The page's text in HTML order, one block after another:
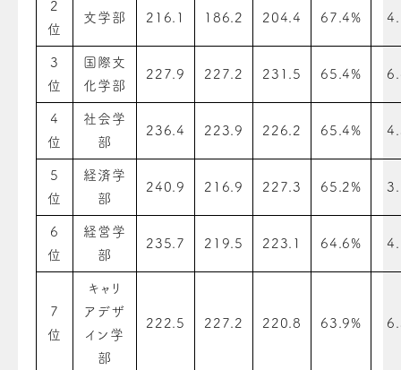
2
位
文学部 216.1 186.2 204.4 67.4%
3
位
国際文
化学部
227.9 227.2 231.5 65.4%
4
位
社会学
部
236.4 223.9 226.2 65.4%
5
位
経済学
部
240.9 216.9 227.3 65.2%
6
位
経営学
部
235.7 219.5 223.1 64.6%
7
位
キャリ
アデザ
イン学
部
222.5 227.2 220.8 63.9%